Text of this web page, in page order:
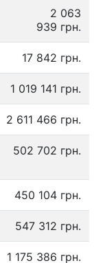
2 063
939 грн.
17 842 грн.
1 019 141 грн.
2 611 466 грн.
502 702 грн.
450 104 грн.
547 312 грн.
1 175 386 грн.